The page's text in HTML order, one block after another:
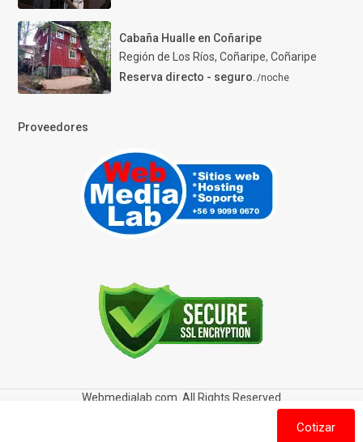
Cabaña Hualle en Coñaripe
Región de Los Ríos, Coñaripe, Coñaripe
Reserva directo - seguro./noche
Proveedores
Webmedialab.com. All Rights Reserved
Política de privacidad
Política de Cookies
Cotizar